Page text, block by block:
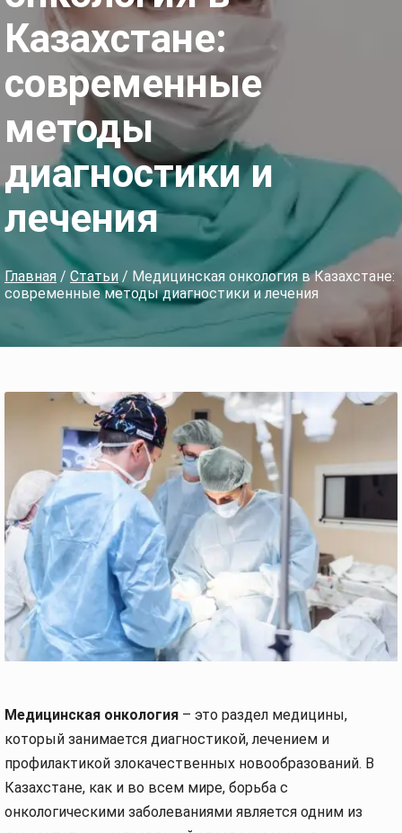
Казахстане:
современные
методы
диагностики и
лечения
Главная / Статьи / Медицинская онкология в Казахстане:
современные методы диагностики и лечения
Медицинская онкология – это раздел медицины,
который занимается диагностикой, лечением и
профилактикой злокачественных новообразований. В
Казахстане, как и во всем мире, борьба с
онкологическими заболеваниями является одним из